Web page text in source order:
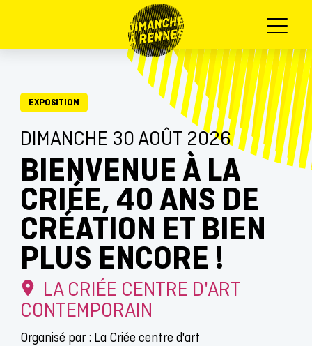
Menu
EXPOSITION
DIMANCHE 30 AOÛT 2026
BIENVENUE À LA
CRIÉE, 40 ANS DE
CRÉATION ET BIEN
PLUS ENCORE !
LA CRIÉE CENTRE D'ART
CONTEMPORAIN
Organisé par : La Criée centre d'art